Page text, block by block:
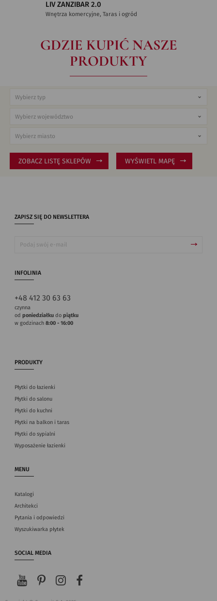
LIV ZANZIBAR 2.0
Wnętrza komercyjne, Taras i ogród
GDZIE KUPIĆ NASZE
PRODUKTY
ZOBACZ LISTĘ SKLEPÓW WYŚWIETL MAPĘ
ZAPISZ SIĘ DO NEWSLETTERA
INFOLINIA
+48 412 30 63 63
czynna
od poniedziałku do piątku
w godzinach 8:00 - 16:00
PRODUKTY
Płytki do łazienki
Płytki do salonu
Płytki do kuchni
Płytki na balkon i taras
Płytki do sypialni
Wyposażenie łazienki
MENU
Katalogi
Architekci
Pytania i odpowiedzi
Wyszukiwarka płytek
SOCIAL MEDIA